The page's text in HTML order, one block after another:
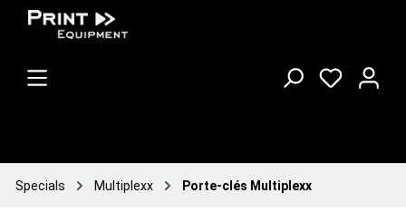
Specials Multiplexx Porte-clés Multiplexx